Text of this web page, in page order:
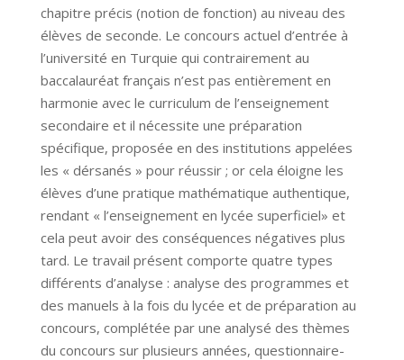
chapitre précis (notion de fonction) au niveau des
élèves de seconde. Le concours actuel d’entrée à
l’université en Turquie qui contrairement au
baccalauréat français n’est pas entièrement en
harmonie avec le curriculum de l’enseignement
secondaire et il nécessite une préparation
spécifique, proposée en des institutions appelées
les « dérsanés » pour réussir ; or cela éloigne les
élèves d’une pratique mathématique authentique,
rendant « l’enseignement en lycée superficiel» et
cela peut avoir des conséquences négatives plus
tard. Le travail présent comporte quatre types
différents d’analyse : analyse des programmes et
des manuels à la fois du lycée et de préparation au
concours, complétée par une analysé des thèmes
du concours sur plusieurs années, questionnaire-